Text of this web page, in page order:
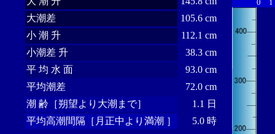
大潮差
105.6 cm
小 潮 升
112.1 cm
小潮差 升
38.3 cm
平 均 水 面
93.0 cm
平均潮差
72.0 cm
潮 齢［朔望より大潮まで］
1.1 日
平均高潮間隔［月正中より満潮 ］
5.0 時
0 1